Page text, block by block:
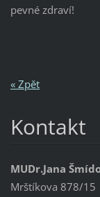
pevné zdraví!
« Zpět
Kontakt
MUDr.Jana
Mrštíkova 878/15